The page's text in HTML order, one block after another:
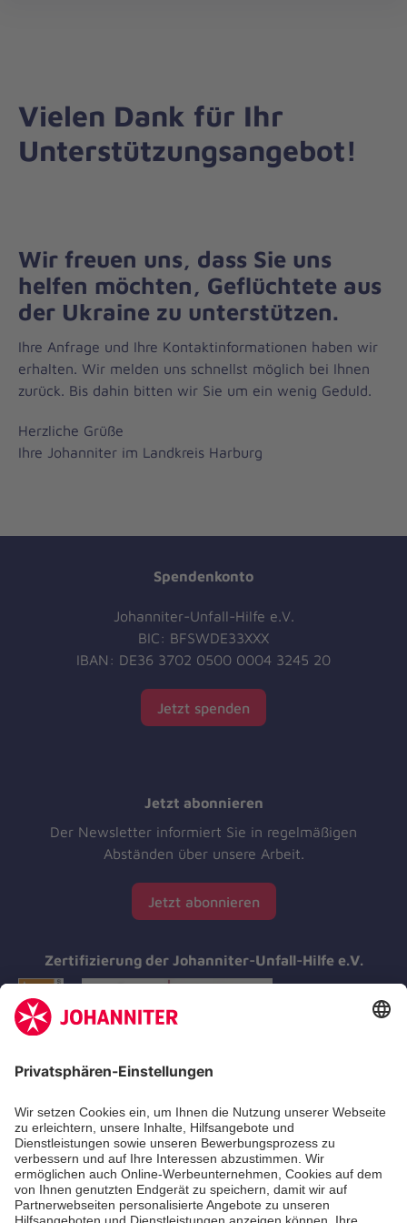
Vielen Dank für Ihr
Unterstützungsangebot!
Wir freuen uns, dass Sie uns
helfen möchten, Geflüchtete aus
der Ukraine zu unterstützen.
Ihre Anfrage und Ihre Kontaktinformationen haben wir
erhalten. Wir melden uns schnellst möglich bei Ihnen
zurück. Bis dahin bitten wir Sie um ein wenig Geduld.
Herzliche Grüße
Ihre Johanniter im Landkreis Harburg
Spendenkonto
Johanniter-Unfall-Hilfe e.V.
BIC: BFSWDE33XXX
IBAN: DE36 3702 0500 0004 3245 20
Jetzt spenden
Jetzt abonnieren
Der Newsletter informiert Sie in regelmäßigen
Abständen über unsere Arbeit.
Jetzt abonnieren
Zertifizierung der Johanniter-Unfall-Hilfe e.V.
Aus- & Fortbildungen
Erste-Hilfe-Kurse
Jobs & Ehrenamt